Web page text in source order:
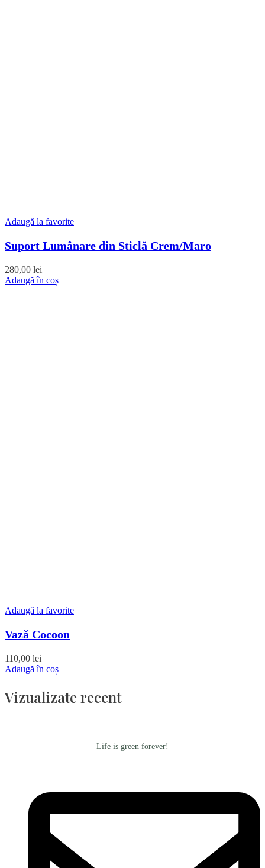
Adaugă la favorite
Suport Lumânare din Sticlă Crem/Maro
280,00 lei
Adaugă în coș
Adaugă la favorite
Vază Cocoon
110,00 lei
Adaugă în coș
Vizualizate recent
Life is green forever!